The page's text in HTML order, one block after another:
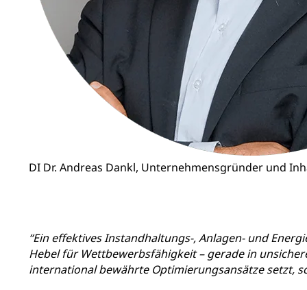
DI Dr. Andreas Dankl, Unternehmensgründer und
“Ein effektives Instandhaltungs-, Anlagen- und
Hebel für Wettbewerbsfähigkeit – gerade in
international bewährte Optimierungsansätze setzt,